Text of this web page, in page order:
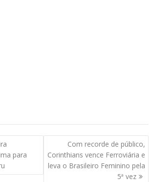
para
Com recorde de público,
Corinthians vence Ferroviária e
leva o Brasileiro Feminino pela
5ª vez